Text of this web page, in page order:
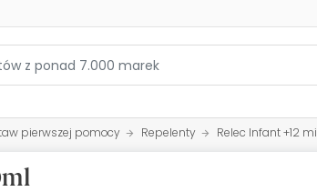
pierwszej pomocy Repelenty Relec Infant +12